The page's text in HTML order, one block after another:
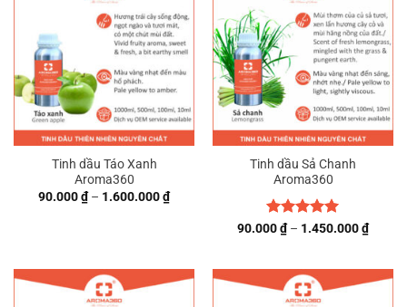
Tinh dầu Táo Xanh
Aroma360
90.000₫ – 1.600.000₫Khoảng
giá:
Tinh dầu Sả Chanh
Aroma360
Được xếp
90.000₫ – 1.450.000₫
giá:
đến